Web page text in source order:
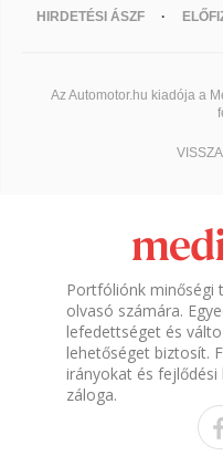
HIRDETÉSI ÁSZF
Az Automotor.hu kiadója a
Portfóliónk minőségi
olvasó számára.
lefedettséget és
lehetőséget biztosít.
irányokat és
záloga.